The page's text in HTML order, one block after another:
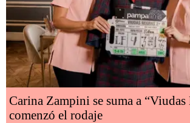
Carina Zampini se suma a “Viudas
comenzó el rodaje